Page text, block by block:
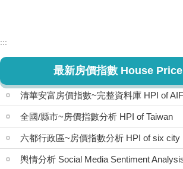
:::
最新房價指數 House
清華安富房價指數~完整資料庫 HPI of
全國/縣市~房價指數分析 HPI of Taiwan
六都行政區~房價指數分析 HPI of six city
輿情分析 Social Media Sentiment